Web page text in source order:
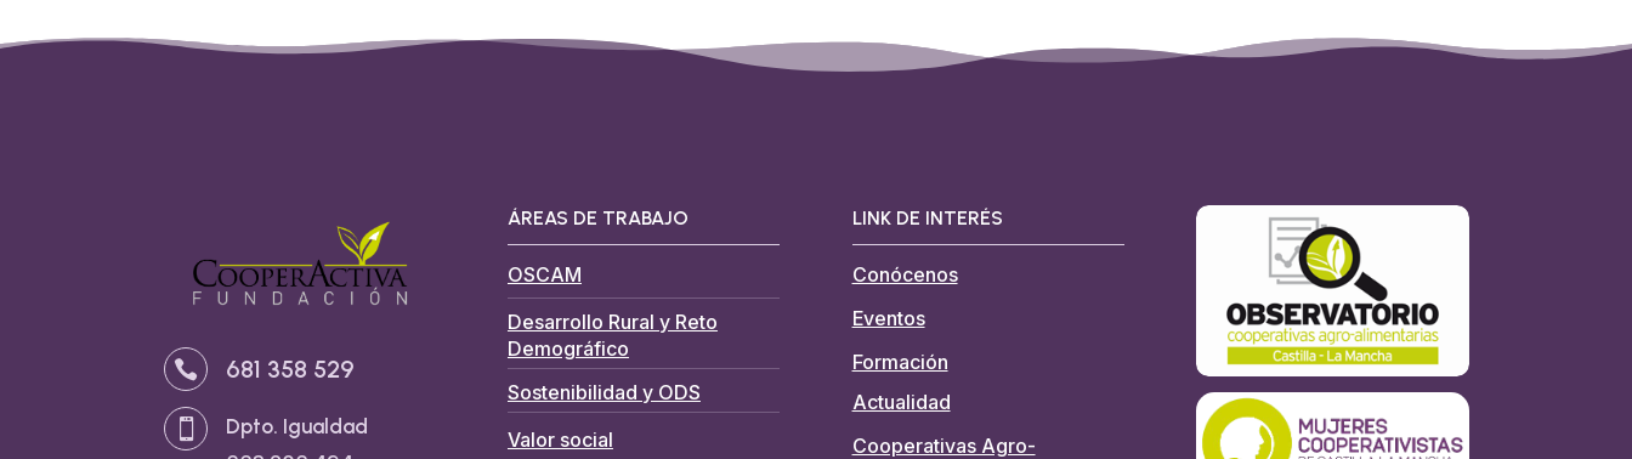
 681 358 529

Dpto. Igualdad
ÁREAS DE TRABAJO
OSCAM
Desarrollo Rural y Reto
Demográfico
Sostenibilidad y ODS
Valor social
LINK DE INTERÉS
Conócenos
Eventos
Formación
Actualidad
Cooperativas Agro-